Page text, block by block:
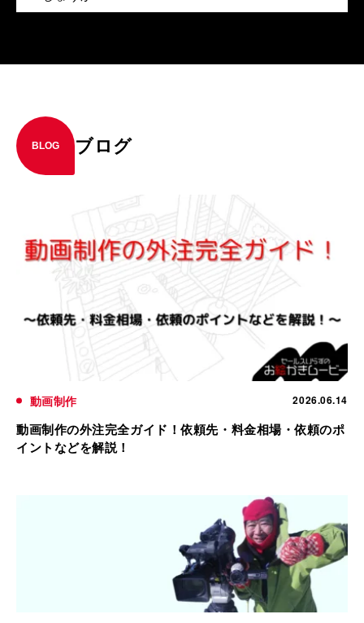
BLOG ブログ
動画制作 2026.06.14
動画制作の外注完全ガイド！依頼先・料金相場・依頼のポ
イントなどを解説！